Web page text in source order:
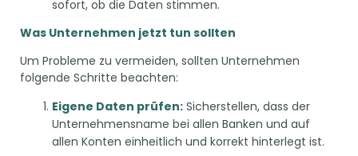
sofort, ob die Daten stimmen.
Was Unternehmen jetzt tun sollten
Um Probleme zu vermeiden, sollten Unternehmen
folgende Schritte beachten:
Eigene Daten prüfen: Sicherstellen, dass der
Unternehmensname bei allen Banken und auf
allen Konten einheitlich und korrekt hinterlegt ist.